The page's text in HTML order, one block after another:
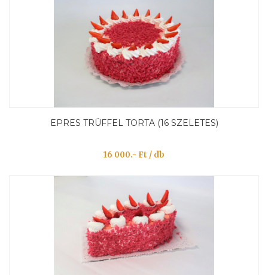
EPRES TRÜFFEL TORTA (16 SZELETES)
16 000.- Ft / db